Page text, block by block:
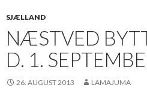
SJÆLLAND
NÆSTVED
D. 1.
26. AUGUST 2013 LAMAJUMA